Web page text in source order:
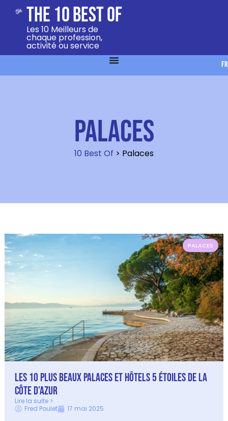
The 10 Best Of
Les 10 Meilleurs de
chaque profession,
activité ou service
FR
Palaces
10 Best Of > Palaces
PALACES
Les 10 plus beaux Palaces et Hôtels 5 étoiles de la
Côte d’Azur
Lire la suite >
Fred Poulet
17 mai 2025